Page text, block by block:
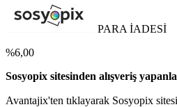
PARA İADESİ
%6,00
Sosyopix sitesinden alışveriş
Avantajix'ten tıklayarak Sosyopix